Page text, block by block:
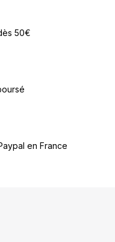
50€
en France